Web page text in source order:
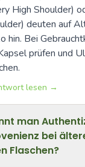
High Shoulder)
deuten auf
hin. Bei
prüfen und
lesen →
man
bei
Flaschen?